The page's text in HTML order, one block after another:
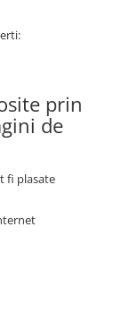
prin
de
fi plasate